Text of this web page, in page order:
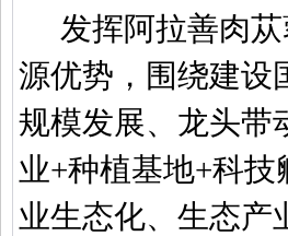
发挥阿拉善肉
源优势，围绕建设
规模发展、龙头带
业+种植基地+科技
业生态化、生态产